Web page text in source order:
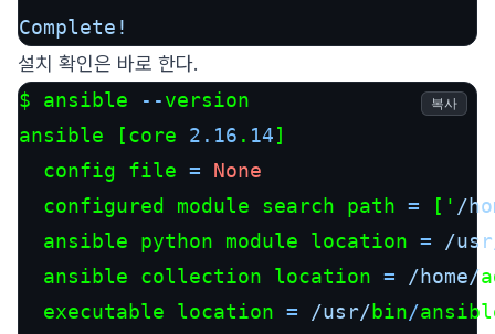
Complete!
설치 확인은 바로 한다.
$ ansible
--version
ansible [core 2.16 . 14]
  config file
=
None
  configured module search path
= [' /
  ansible python module location
=
/
  ansible collection location
= /home/
  executable location
= /usr/bin/
복사